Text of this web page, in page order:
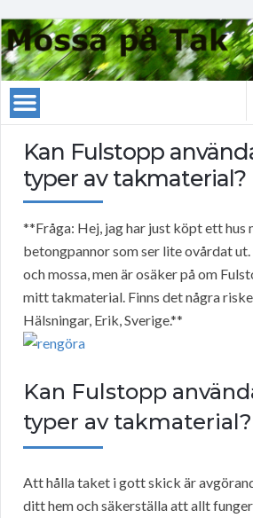
Kan Fulstopp
typer av takmaterial?
**Fråga: Hej, jag har just köpt ett hus
betongpannor som ser lite ovårdat
och mossa, men är osäker på om
mitt takmaterial. Finns det några
Hälsningar, Erik, Sverige.**
Kan Fulstopp
typer av takmaterial?
Att hålla taket i gott skick är
ditt hem och säkerställa att allt